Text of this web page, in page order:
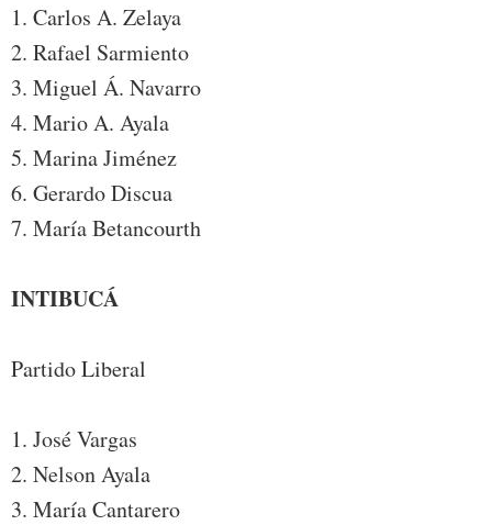
1. Carlos A. Zelaya
2. Rafael Sarmiento
3. Miguel Á. Navarro
4. Mario A. Ayala
5. Marina Jiménez
6. Gerardo Discua
7. María Betancourth
INTIBUCÁ
Partido Liberal
1. José Vargas
2. Nelson Ayala
3. María Cantarero